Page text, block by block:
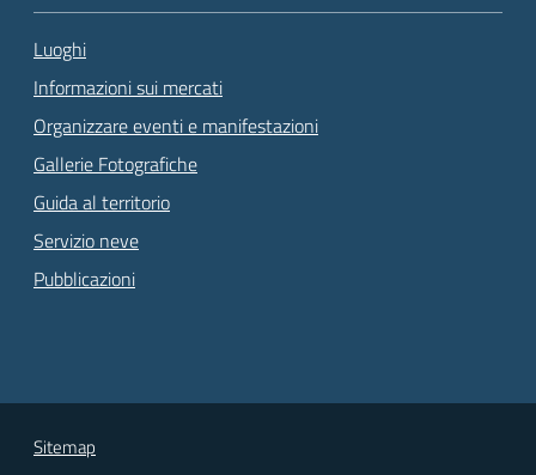
Luoghi
Informazioni sui mercati
Organizzare eventi e manifestazioni
Gallerie Fotografiche
Guida al territorio
Servizio neve
Pubblicazioni
Sitemap